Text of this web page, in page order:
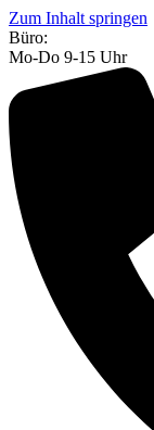
Zum Inhalt springen
Büro:
Mo-Do 9-15 Uhr